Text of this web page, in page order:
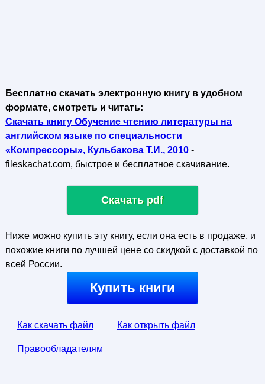
Бесплатно скачать электронную книгу в удобном
формате, смотреть и читать:
Скачать книгу Обучение чтению литературы на
английском языке по специальности
«Компрессоры», Кульбакова Т.И., 2010-
fileskachat.com, быстрое и бесплатное скачивание.
Скачать pdf
Ниже можно купить эту книгу, если она есть в продаже, и
похожие книги по лучшей цене со скидкой с доставкой по
всей России.
Купить книги
Как скачать файл Как открыть файл
Правообладателям